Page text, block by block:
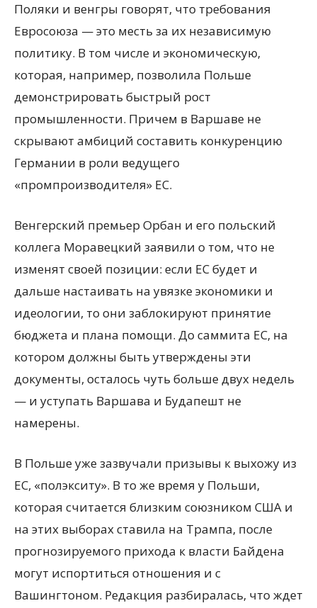
Поляки и венгры говорят, что требования
Евросоюза — это месть за их независимую
политику. В том числе и экономическую,
которая, например, позволила Польше
демонстрировать быстрый рост
промышленности. Причем в Варшаве не
скрывают амбиций составить конкуренцию
Германии в роли ведущего
«промпроизводителя» ЕС.
Венгерский премьер Орбан и его польский
коллега Моравецкий заявили о том, что не
изменят своей позиции: если ЕС будет и
дальше настаивать на увязке экономики и
идеологии, то они заблокируют принятие
бюджета и плана помощи. До саммита ЕС, на
котором должны быть утверждены эти
документы, осталось чуть больше двух недель
— и уступать Варшава и Будапешт не
намерены.
В Польше уже зазвучали призывы к выхожу из
ЕС, «полэкситу». В то же время у Польши,
которая считается близким союзником США и
на этих выборах ставила на Трампа, после
прогнозируемого прихода к власти Байдена
могут испортиться отношения и с
Вашингтоном. Редакция разбиралась, что ждет